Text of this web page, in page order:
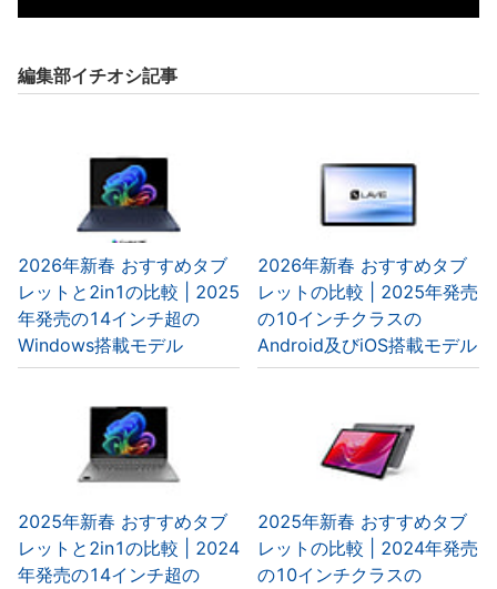
編集部イチオシ記事
2026年新春 おすすめタブ
レットと2in1の比較 | 2025
年発売の14インチ超の
Windows搭載モデル
2026年新春 おすすめタブ
レットの比較 | 2025年発売
の10インチクラスの
Android及びiOS搭載モデル
2025年新春 おすすめタブ
レットと2in1の比較 | 2024
年発売の14インチ超の
2025年新春 おすすめタブ
レットの比較 | 2024年発売
の10インチクラスの